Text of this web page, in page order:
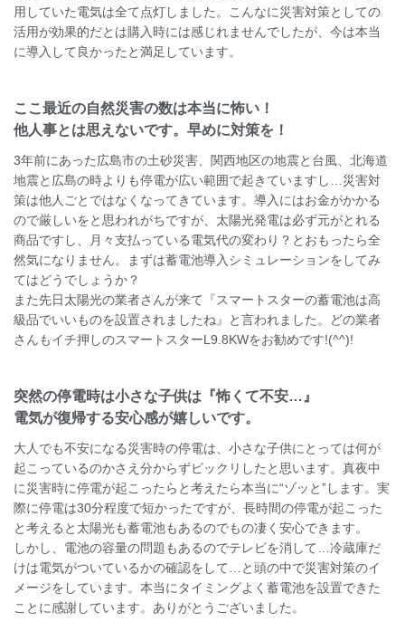
用していた電気は全て点灯しました。こんなに災害対策としての
活用が効果的だとは購入時には感じれませんでしたが、今は本当
に導入して良かったと満足しています。
ここ最近の自然災害の数は本当に怖い！
他人事とは思えないです。早めに対策を！
3年前にあった広島市の土砂災害、関西地区の地震と台風、北海道
地震と広島の時よりも停電が広い範囲で起きていますし…災害対
策は他人ごとではなくなってきています。導入にはお金がかかる
ので厳しいをと思われがちですが、太陽光発電は必ず元がとれる
商品ですし、月々支払っている電気代の変わり？とおもったら全
然気になりません。まずは蓄電池導入シミュレーションをしてみ
てはどうでしょうか？
また先日太陽光の業者さんが来て『スマートスターの蓄電池は高
級品でいいものを設置されましたね』と言われました。どの業者
さんもイチ押しのスマートスターL9.8KWをお勧めです!(^^)!
突然の停電時は小さな子供は『怖くて不安…』
電気が復帰する安心感が嬉しいです。
大人でも不安になる災害時の停電は、小さな子供にとっては何が
起こっているのかさえ分からずビックリしたと思います。真夜中
に災害時に停電が起こったらと考えたら本当に“ゾッと”します。実
際に停電は30分程度で短かったですが、長時間の停電が起こった
と考えると太陽光も蓄電池もあるのでもの凄く安心できます。
しかし、電池の容量の問題もあるのでテレビを消して…冷蔵庫だ
けは電気がついているかの確認をして…と頭の中で災害対策のイ
メージをしています。本当にタイミングよく蓄電池を設置できた
ことに感謝しています。ありがとうございました。